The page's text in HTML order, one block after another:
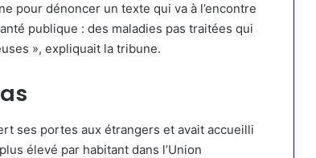
pour dénoncer un texte qui va à l’encontre
publique : des maladies pas traitées qui
», expliquait la tribune.
ses portes aux étrangers et avait accueilli
élevé par habitant dans l’Union